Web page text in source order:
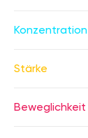
Konzentration
Stärke
Beweglichkeit